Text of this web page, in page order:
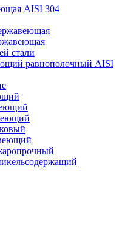
AISI 304
стали
равнополочный AISI